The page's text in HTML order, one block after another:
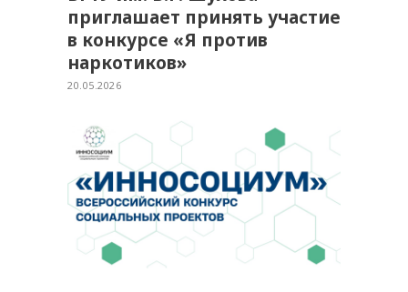
приглашает принять участие
в конкурсе «Я против
наркотиков»
20.05.2026